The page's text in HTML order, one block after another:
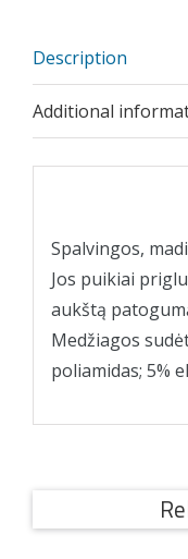
Description
Additional
Spalvingos,
Jos puikiai
aukštą
Medžiagos
poliamidas; 5%